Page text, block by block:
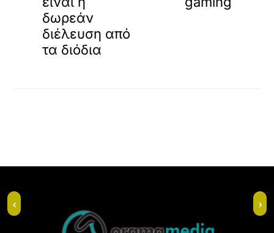
δωρεάν
διέλευση από
τα διόδια
Top
‹ ›